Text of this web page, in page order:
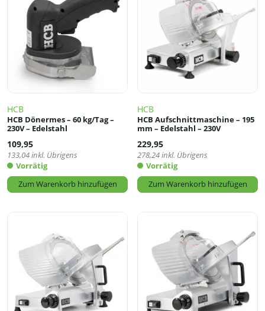
HCB
HCB Dönermes – 60 kg/Tag –
230V – Edelstahl
109,95
133,04inkl. Übrigens
Vorrätig
Zum Warenkorb hinzufügen
HCB
HCB Aufschnittmaschine – 195
mm – Edelstahl – 230V
229,95
278,24inkl. Übrigens
Vorrätig
Zum Warenkorb hinzufügen